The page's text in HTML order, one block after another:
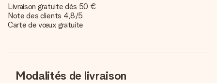
Livraison gratuite dès 50 €
Note des clients 4,8/5
Carte de vœux gratuite
Modalités de livraison